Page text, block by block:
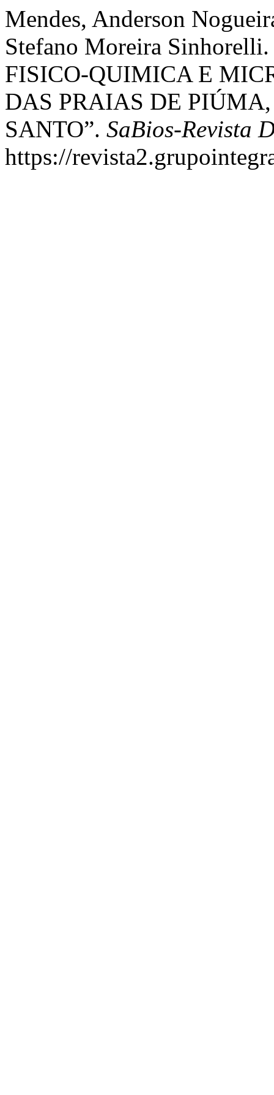
Mendes, Anderson
Stefano Moreira
FISICO-QUIMICA E
DAS PRAIAS DE
SANTO”. SaBios-Revista
https://